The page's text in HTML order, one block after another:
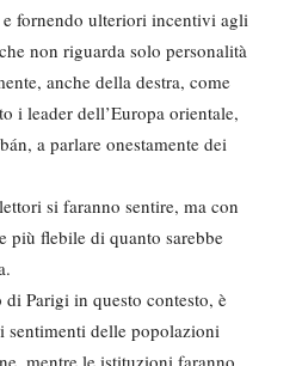
e fornendo ulteriori incentivi agli
non riguarda solo personalità
anche della destra, come
i leader dell’Europa orientale,
a parlare onestamente dei
si faranno sentire, ma con
più flebile di quanto sarebbe
Parigi in questo contesto, è
sentimenti delle popolazioni
mentre le istituzioni faranno